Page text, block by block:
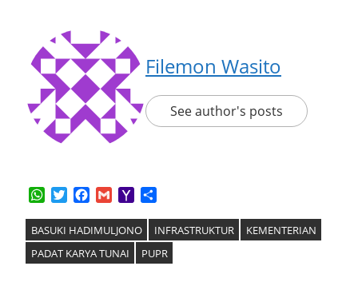
Filemon Wasito
See author's posts
WhatsApp
TwitterFacebook
GmailYahoo
BASUKI HADIMULJONO INFRASTRUKTUR
KEMENTERIAN
PADAT KARYA TUNAI
PUPR